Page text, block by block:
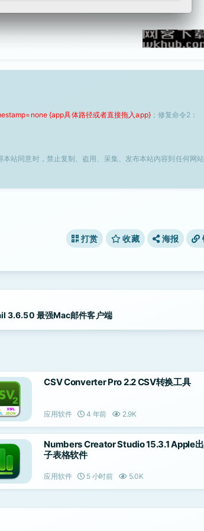
{app具体路径或者直接拖入app}；修复命令2：
站同意时，禁止复制、盗用、采集、发布本站内容到任何网
打赏 收藏 海报
3.6.50 最强Mac邮件客户端
CSV Converter Pro 2.2 CSV转换工具
应用软件 4 年前 2.9K
Numbers Creator Studio 15.3.1 Apple
子表格软件
应用软件 5 小时前 5.0K